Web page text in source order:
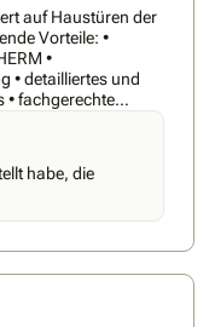
auf Haustüren der
Vorteile: •
•
• detailliertes und
• fachgerechte
• Inbetriebnahme
durch Montage-
Nachfolgend
Verriegelung und 3
habe, die